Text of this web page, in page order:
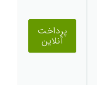
پرداخت
آنلاین